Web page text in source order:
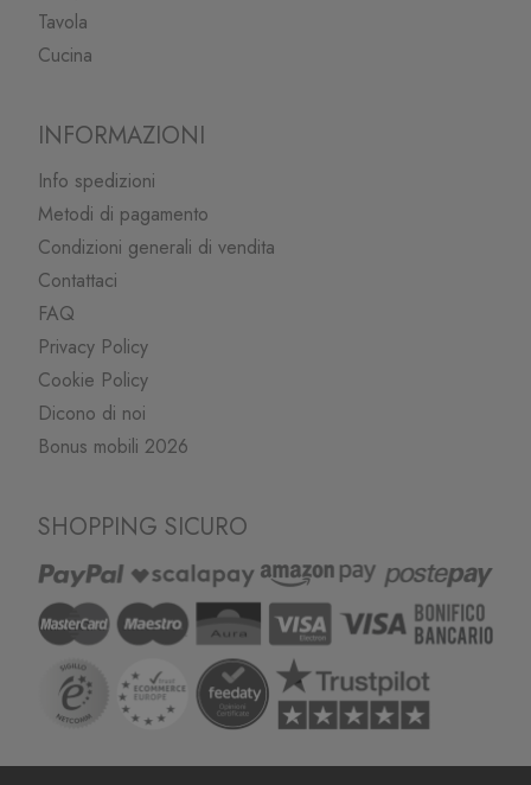
Tavola
Cucina
INFORMAZIONI
Info spedizioni
Metodi di pagamento
Condizioni generali di vendita
Contattaci
FAQ
Privacy Policy
Cookie Policy
Dicono di noi
Bonus mobili 2026
SHOPPING SICURO